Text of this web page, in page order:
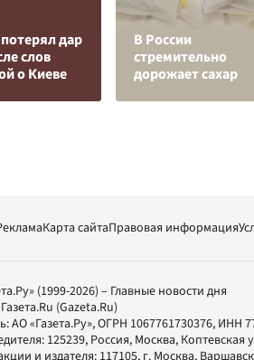
дар
слов
о Киеве
В России
стремительно
дорожает сахар
Карта сайтаПравовая информация
(1999-2026) – Главные новости дня
Газета.Ru (Gazeta.Ru)
АО «Газета.Ру», ОГРН 1067761730376, ИНН
125239, Россия, Москва, Коптевская
и издателя: 117105, г. Москва,